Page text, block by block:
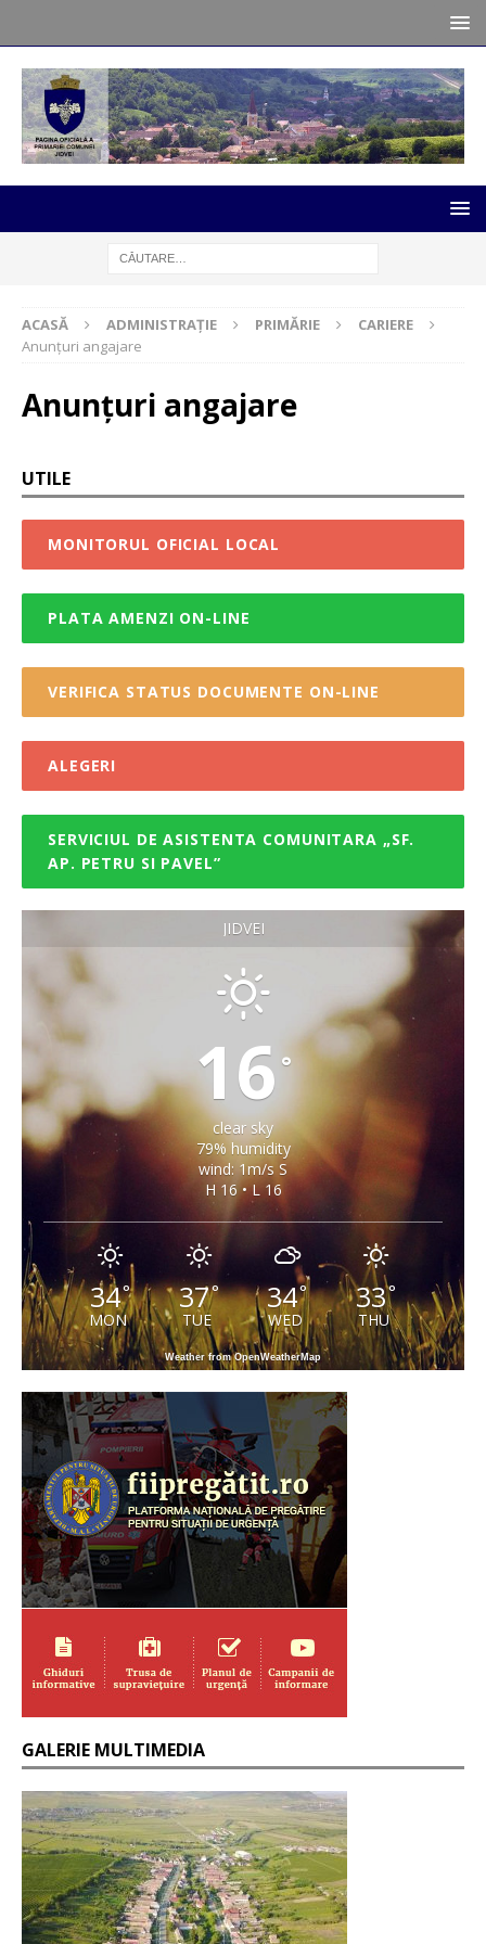
ACASĂ ADMINISTRAȚIE PRIMĂRIE
CARIERE
Anunțuri angajare
Anunțuri angajare
UTILE
MONITORUL OFICIAL LOCAL
PLATA AMENZI ON-LINE
VERIFICA STATUS DOCUMENTE ON-LINE
ALEGERI
SERVICIUL DE ASISTENTA COMUNITARA „SF.
AP. PETRU SI PAVEL”
JIDVEI
16 °
clear sky
79% humidity
wind: 1m/s S
H 16 • L 16
34°
MON
37°
TUE
34°
WED
33°
THU
Weather from OpenWeatherMap
GALERIE MULTIMEDIA